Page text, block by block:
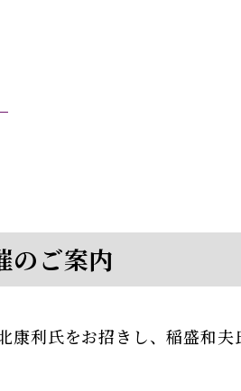
のご案内
康利氏をお招きし、稲盛和夫